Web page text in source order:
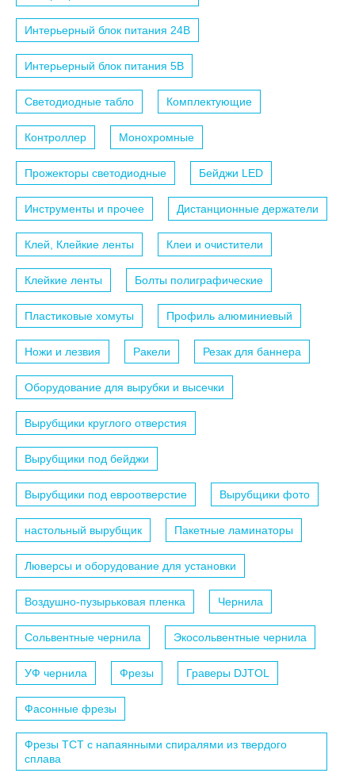
Интерьерный блок питания 24B
Интерьерный блок питания 5B
Светодиодные табло Комплектующие
Контроллер Монохромные
Прожекторы светодиодные Бейджи LED
Инструменты и прочее Дистанционные держатели
Клей, Клейкие ленты Клеи и очистители
Клейкие ленты Болты полиграфические
Пластиковые хомуты Профиль алюминиевый
Ножи и лезвия Ракели Резак для баннера
Оборудование для вырубки и высечки
Вырубщики круглого отверстия
Вырубщики под бейджи
Вырубщики под евроотверстие Вырубщики фото
настольный вырубщик Пакетные ламинаторы
Люверсы и оборудование для установки
Воздушно-пузырьковая пленка Чернила
Сольвентные чернила Экосольвентные чернила
УФ чернила Фрезы Граверы DJTOL
Фасонные фрезы
Фрезы TCT с напаянными спиралями из твердого
сплава